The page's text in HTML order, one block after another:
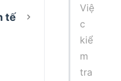
tế
Việ
c
kiể
m
tra